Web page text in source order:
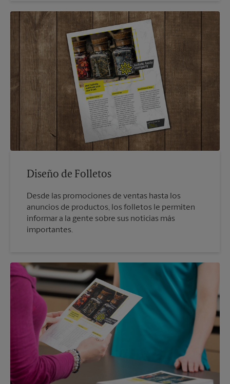
Diseño de Folletos
Desde las promociones de ventas hasta los
anuncios de productos, los folletos le permiten
informar a la gente sobre sus noticias más
importantes.